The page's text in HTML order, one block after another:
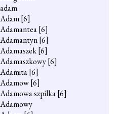
adam
Adam[6]
Adamantea[6]
Adamantyn[6]
Adamaszek[6]
Adamaszkowy[6]
Adamita[6]
Adamow[6]
Adamowa szpilka[6]
Adamowy